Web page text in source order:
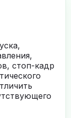
стоп-кадр